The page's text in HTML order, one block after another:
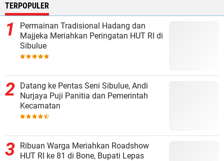
TERPOPULER
Permainan Tradisional Hadang dan
Majjeka Meriahkan Peringatan HUT RI di
Sibulue
Datang ke Pentas Seni Sibulue, Andi
Nurjaya Puji Panitia dan Pemerintah
Kecamatan
Ribuan Warga Meriahkan Roadshow
HUT RI ke 81 di Bone, Bupati Lepas